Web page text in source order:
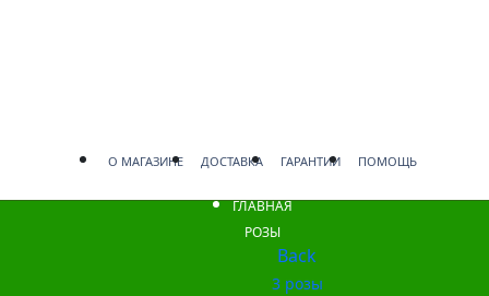
О МАГАЗИНЕ ДОСТАВКА ГАРАНТИИ ПОМОЩЬ
ГЛАВНАЯ
РОЗЫ
Back
3 розы